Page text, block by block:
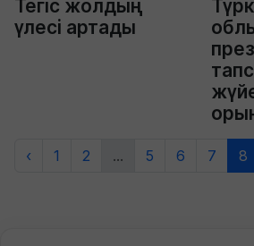
Тегіс жолдың
үлесі артады
‹ 1 2 ... 5 6 7 8